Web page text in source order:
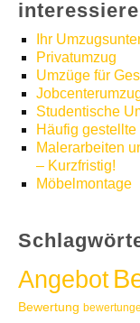
Ihr
Privatumzug
Umzüge für
Studentische
Häufig gestellte
Malerarbeiten
– Kurzfristig!
Möbelmontage
Angebot
Bewertung